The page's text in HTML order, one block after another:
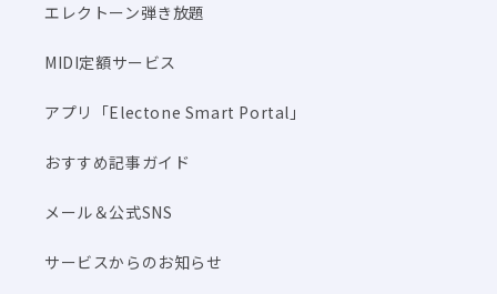
エレクトーン弾き放題
MIDI定額サービス
アプリ「Electone Smart Portal」
おすすめ記事ガイド
メール＆公式SNS
サービスからのお知らせ